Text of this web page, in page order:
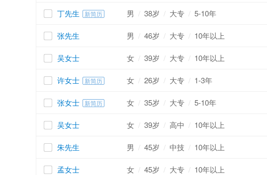
丁先生 新简历 男 / 38岁 / 大专 / 5-10年
张先生 男 / 46岁 / 大专 / 10年以上
吴女士 女 / 39岁 / 大专 / 10年以上
许女士 新简历 女 / 26岁 / 大专 / 1-3年
张女士 新简历 女 / 35岁 / 大专 / 5-10年
吴女士 女 / 39岁 / 高中 / 10年以上
朱先生 男 / 45岁 / 中技 / 10年以上
孟女士 女 / 45岁 / 大专 / 10年以上